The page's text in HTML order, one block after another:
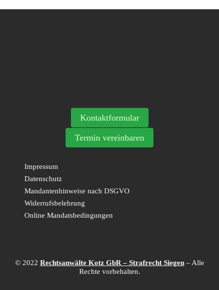
Kontaktformular
Termin vereinbaren
Impressum
Datenschutz
Mandantenhinweise nach DSGVO
Widerrufsbelehrung
Online Mandatsbedingungen
© 2022 Rechtsanwälte Kotz GbR – Strafrecht Siegen– Alle
Rechte vorbehalten.